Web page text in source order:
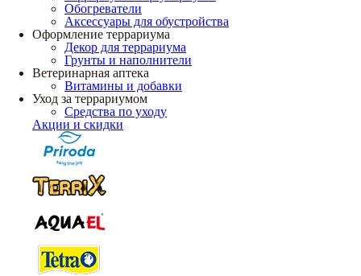
Обогреватели
Аксессуары для обустройства
Оформление террариума
Декор для террариума
Грунты и наполнители
Ветеринарная аптека
Витамины и добавки
Уход за террариумом
Средства по уходу
Акции и скидки